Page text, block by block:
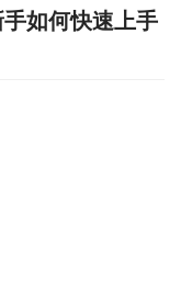
如何快速上手